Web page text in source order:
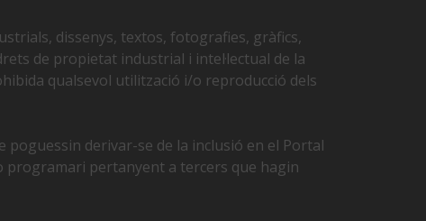
dissenys, textos, fotografies, gràfics,
de propietat industrial i intel·lectual de la
qualsevol utilització i/o reproducció dels
poguessin derivar-se de la inclusió en el Portal
programari pertanyent a tercers que hagin